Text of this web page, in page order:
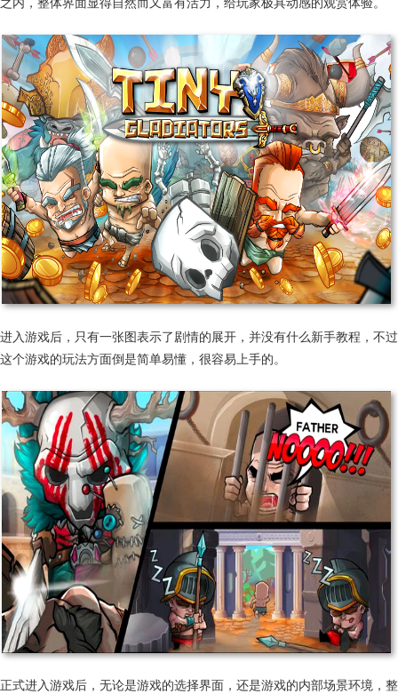
进入游戏后，只有一张图表示了剧情的展开，并没有什么新手教程，不过
这个游戏的玩法方面倒是简单易懂，很容易上手的。
正式进入游戏后，无论是游戏的选择界面，还是游戏的内部场景环境，整